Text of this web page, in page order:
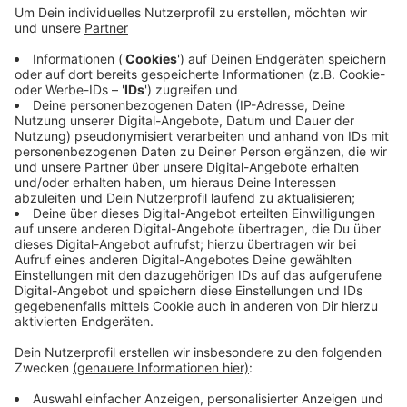
Allein im Februar und März seien bei der Stadt Kleve
62 Mitteilungen des Finanzamtes über korrigierte
Messbeträge eingegangen. In weiteren 51 Fällen seien
durch das Finanzamt falsche Werte an die Stadt Kleve
übermittelt worden. Die meisten Anliegen seien aber
inzwischen geklärt.
Anzeige